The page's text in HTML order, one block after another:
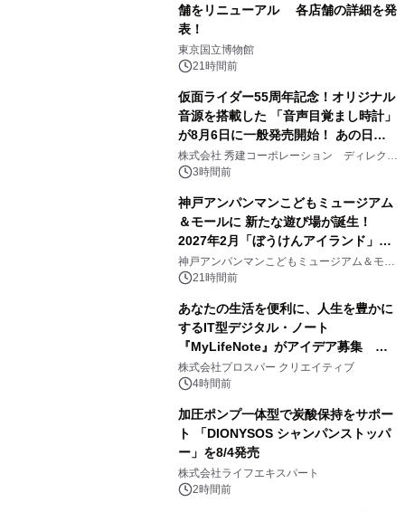
舗をリニューアル 各店舗の詳細を発
表！
東京国立博物館
21時間前
仮面ライダー55周年記念！オリジナル
音源を搭載した 「音声目覚まし時計」
が8月6日に一般発売開始！ あの日の
大興奮が今甦る
株式会社 秀建コーポレーション ディレクト
アートギャラリー
3時間前
神戸アンパンマンこどもミュージアム
＆モールに 新たな遊び場が誕生！
2027年2月「ぼうけんアイランド」が
オープン
神戸アンパンマンこどもミュージアム＆モー
ル 21時間前
あなたの生活を便利に、人生を豊かに
するIT型デジタル・ノート
『MyLifeNote』がアイデア募集 優
秀賞100名に1年間無償試用
株式会社プロスパー クリエイティブ
4時間前
加圧ポンプ一体型で炭酸保持をサポー
ト 「DIONYSOS シャンパンストッパ
ー」を8/4発売
株式会社ライフエキスパート
2時間前